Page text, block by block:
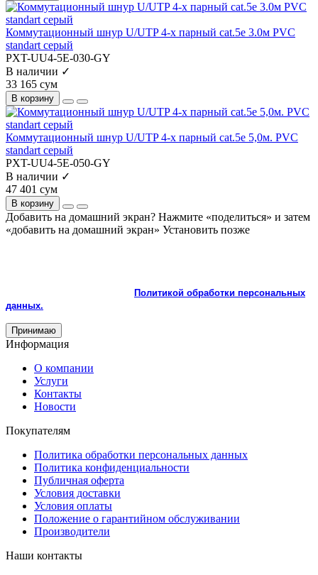
Коммутационный шнур U/UTP 4-х парный cat.5e 3.0м PVC
standart серый
PXT-UU4-5E-030-GY
В наличии ✓
33 165 сум
В корзину
Коммутационный шнур U/UTP 4-х парный cat.5e 5,0м. PVC
standart серый
PXT-UU4-5E-050-GY
В наличии ✓
47 401 сум
В корзину
Добавить на домашний экран? Нажмите «поделиться» и затем
«добавить на домашний экран» Установить позже
Политикой обработки персональных
данных.
Принимаю
Информация
О компании
Услуги
Контакты
Новости
Покупателям
Политика обработки персональных данных
Политика конфиденциальности
Публичная оферта
Условия доставки
Условия оплаты
Положение о гарантийном обслуживании
Производители
Наши контакты